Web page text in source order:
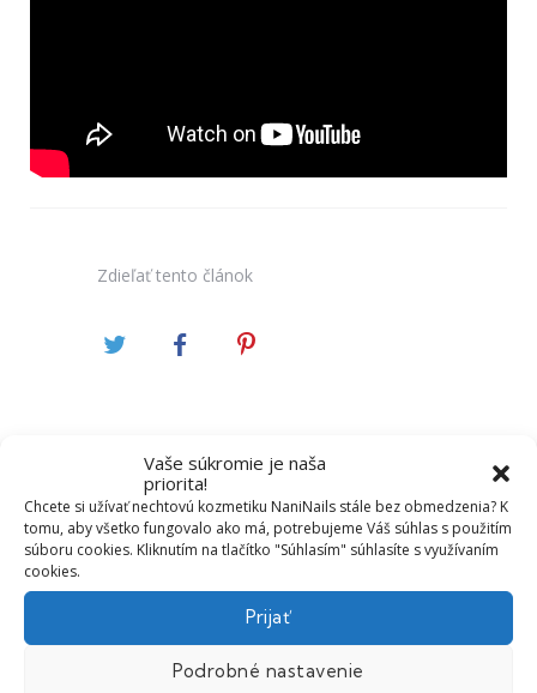
Vaše súkromie je naša
priorita!
Chcete si užívať nechtovú kozmetiku NaniNails stále bez obmedzenia? K
tomu, aby všetko fungovalo ako má, potrebujeme Váš súhlas s použitím
súboru cookies. Kliknutím na tlačítko "Súhlasím" súhlasíte s využívaním
cookies.
Prijať
Podrobné nastavenie
Zdieľať tento článok
Post
navigation
Predchádzajúci príspevok